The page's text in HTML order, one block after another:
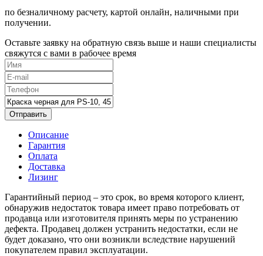
по безналичному расчету, картой онлайн, наличными при
получении.
Оставьте заявку на обратную связь выше и наши специалисты
свяжутся с вами в рабочее время
Отправить
Описание
Гарантия
Оплата
Доставка
Лизинг
Гарантийный период – это срок, во время которого клиент,
обнаружив недостаток товара имеет право потребовать от
продавца или изготовителя принять меры по устранению
дефекта. Продавец должен устранить недостатки, если не
будет доказано, что они возникли вследствие нарушений
покупателем правил эксплуатации.